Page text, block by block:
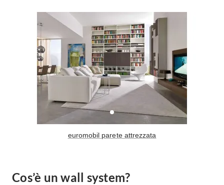
Chaise Longue
Divani Angolo
Divani in Pelle
Complementi
Tavolini
Tappeti
Oggettistica
Notte
Teleriscaldamento
Cura della casa
Pulizia
Detergenti
Stiro
Aspirapolvere
Lavapavimenti
Progetti
euromobil parete attrezzata
Cos’è un wall system?